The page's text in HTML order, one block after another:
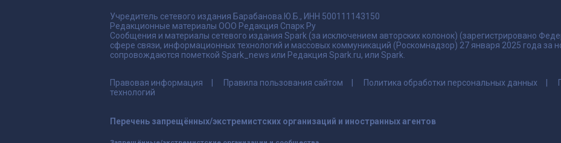
Учредитель сетевого издания Барабанова.Ю.Б., ИНН 500111143150
Редакционные материалы ООО Редакция Спарк Ру
Сообщения и материалы сетевого издания Spark (за исключением авторских колонок) (зарегистрировано
сфере связи, информационных технологий и массовых коммуникаций (Роскомнадзор) 27 января 2025 года
сопровождаются пометкой Spark_news или Редакция Spark.ru, или Spark.
Правовая информация Правила пользования сайтом Политика обработки персональных данных
технологий
Перечень запрещённых/экстремистских организаций и иностранных агентов